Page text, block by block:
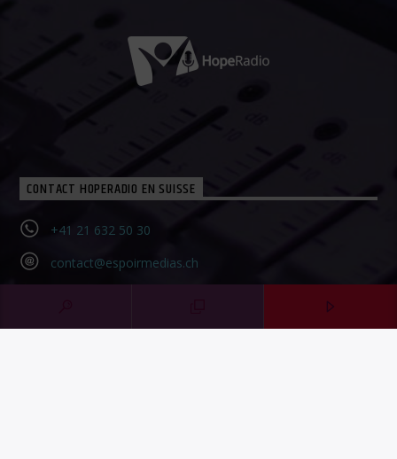
CONTACT HOPERADIO EN SUISSE
+41 21 632 50 30‬
contact@espoirmedias.ch